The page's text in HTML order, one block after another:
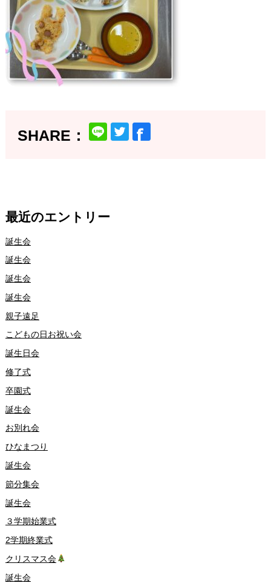
最近のエントリー
誕生会
誕生会
誕生会
誕生会
親子遠足
こどもの日お祝い会
誕生日会
修了式
卒園式
誕生会
お別れ会
ひなまつり
誕生会
節分集会
誕生会
３学期始業式
2学期終業式
クリスマス会
誕生会